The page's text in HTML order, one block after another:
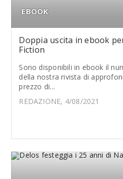
EBOOK
Doppia uscita in ebook
Fiction
Sono disponibili in ebook il
della nostra rivista di
prezzo di...
REDAZIONE, 4/08/2021